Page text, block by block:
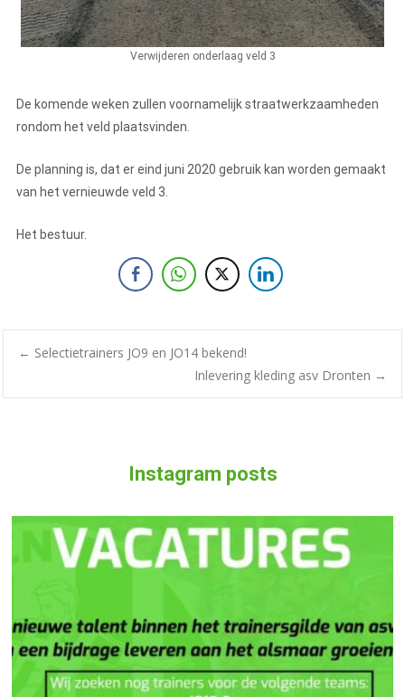
Verwijderen onderlaag veld 3
De komende weken zullen voornamelijk straatwerkzaamheden
rondom het veld plaatsvinden.
De planning is, dat er eind juni 2020 gebruik kan worden gemaakt
van het vernieuwde veld 3.
Het bestuur.
← Selectietrainers JO9 en JO14 bekend!
Inlevering kleding asv Dronten →
Instagram posts